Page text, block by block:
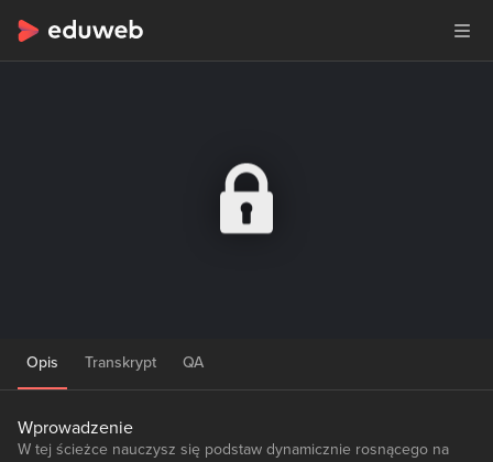
Opis Transkrypt QA
Wprowadzenie
W tej ścieżce nauczysz się podstaw dynamicznie rosnącego na